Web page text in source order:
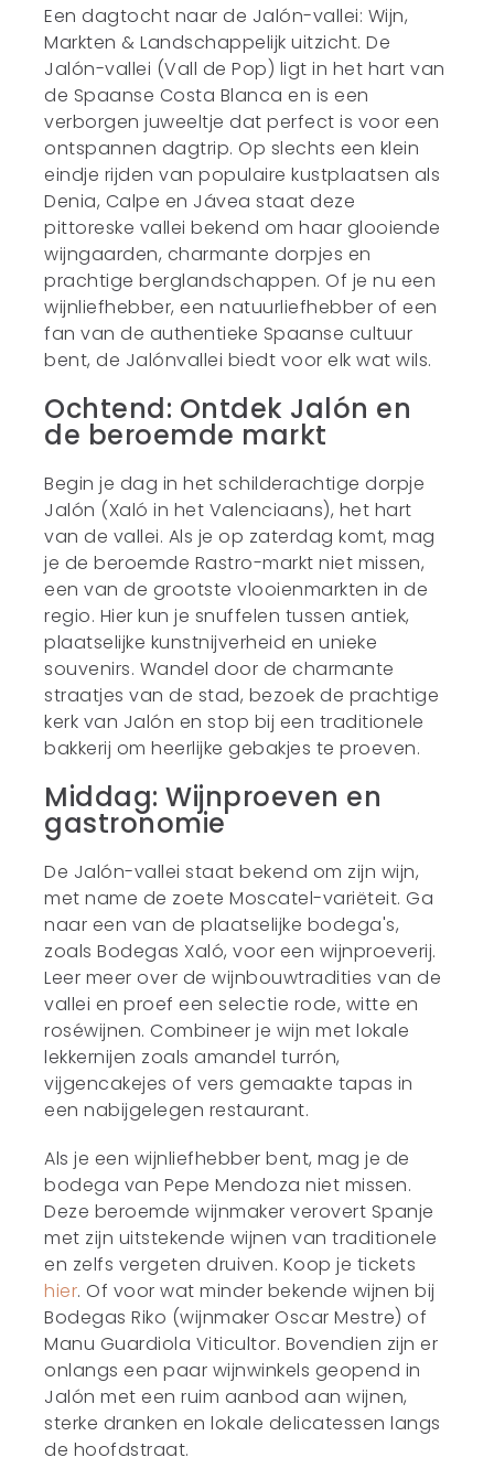
Een dagtocht naar de Jalón-vallei: Wijn,
Markten & Landschappelijk uitzicht. De
Jalón-vallei (Vall de Pop) ligt in het hart van
de Spaanse Costa Blanca en is een
verborgen juweeltje dat perfect is voor een
ontspannen dagtrip. Op slechts een klein
eindje rijden van populaire kustplaatsen als
Denia, Calpe en Jávea staat deze
pittoreske vallei bekend om haar glooiende
wijngaarden, charmante dorpjes en
prachtige berglandschappen. Of je nu een
wijnliefhebber, een natuurliefhebber of een
fan van de authentieke Spaanse cultuur
bent, de Jalónvallei biedt voor elk wat wils.
Ochtend: Ontdek Jalón en
de beroemde markt
Begin je dag in het schilderachtige dorpje
Jalón (Xaló in het Valenciaans), het hart
van de vallei. Als je op zaterdag komt, mag
je de beroemde Rastro-markt niet missen,
een van de grootste vlooienmarkten in de
regio. Hier kun je snuffelen tussen antiek,
plaatselijke kunstnijverheid en unieke
souvenirs. Wandel door de charmante
straatjes van de stad, bezoek de prachtige
kerk van Jalón en stop bij een traditionele
bakkerij om heerlijke gebakjes te proeven.
Middag: Wijnproeven en
gastronomie
De Jalón-vallei staat bekend om zijn wijn,
met name de zoete Moscatel-variëteit. Ga
naar een van de plaatselijke bodega's,
zoals Bodegas Xaló, voor een wijnproeverij.
Leer meer over de wijnbouwtradities van de
vallei en proef een selectie rode, witte en
roséwijnen. Combineer je wijn met lokale
lekkernijen zoals amandel turrón,
vijgencakejes of vers gemaakte tapas in
een nabijgelegen restaurant.
Als je een wijnliefhebber bent, mag je de
bodega van Pepe Mendoza niet missen.
Deze beroemde wijnmaker verovert Spanje
met zijn uitstekende wijnen van traditionele
en zelfs vergeten druiven. Koop je tickets
hier. Of voor wat minder bekende wijnen bij
Bodegas Riko (wijnmaker Oscar Mestre) of
Manu Guardiola Viticultor. Bovendien zijn er
onlangs een paar wijnwinkels geopend in
Jalón met een ruim aanbod aan wijnen,
sterke dranken en lokale delicatessen langs
de hoofdstraat.